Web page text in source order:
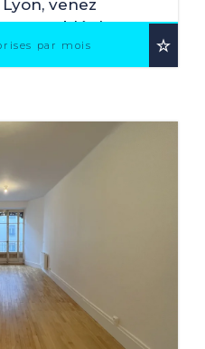
par mois
venez
meublé de type
au 6ème étage
une ...